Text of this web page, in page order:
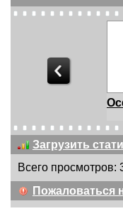
1.07 Мб
Загрузить
Всего просмотров:
Пожаловаться